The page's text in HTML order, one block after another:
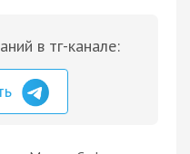
в тг-канале: